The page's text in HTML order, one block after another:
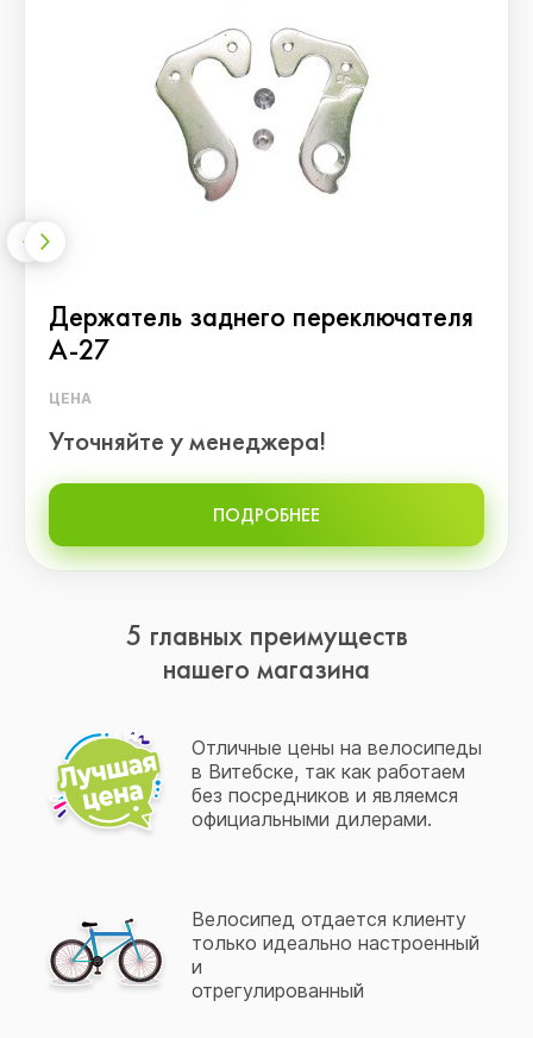
Держатель заднего переключателя
A-27
ЦЕНА
Уточняйте у менеджера!
ПОДРОБНЕЕ
5 главных преимуществ
нашего магазина
Отличные цены на велосипеды
в Витебске, так как работаем
без посредников и являемся
официальными дилерами.
Велосипед отдается клиенту
только идеально настроенный
и
отрегулированный